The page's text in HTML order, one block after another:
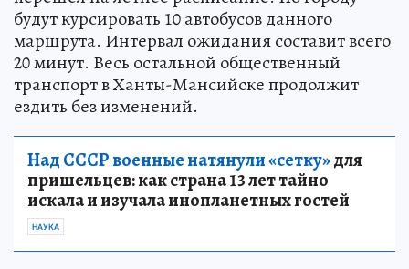
будут курсировать 10 автобусов данного
маршрута. Интервал ожидания составит всего
20 минут. Весь остальной общественный
транспорт в Ханты-Мансийске продолжит
ездить без изменений.
Над СССР военные натянули «сетку»для
пришельцев: как страна 13 лет тайно
искала и изучала инопланетных гостей
НАУКА